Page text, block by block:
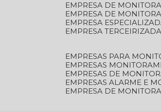
EMPRESA DE
EMPRESA DE
EMPRESA
EMPRESA
EMPRESAS PARA
EMPRESAS
EMPRESAS DE
EMPRESAS ALARME E
EMPRESA DE